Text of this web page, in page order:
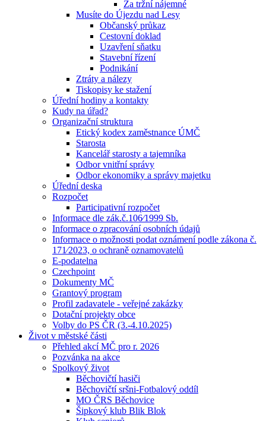
Za tržní nájemné
Musíte do Újezdu nad Lesy
Občanský průkaz
Cestovní doklad
Uzavření sňatku
Stavební řízení
Podnikání
Ztráty a nálezy
Tiskopisy ke stažení
Úřední hodiny a kontakty
Kudy na úřad?
Organizační struktura
Etický kodex zaměstnance ÚMČ
Starosta
Kancelář starosty a tajemníka
Odbor vnitřní správy
Odbor ekonomiky a správy majetku
Úřední deska
Rozpočet
Participativní rozpočet
Informace dle zák.č.106⁄1999 Sb.
Informace o zpracování osobních údajů
Informace o možnosti podat oznámení podle zákona č.
171⁄2023, o ochraně oznamovatelů
E-podatelna
Czechpoint
Dokumenty MČ
Grantový program
Profil zadavatele - veřejné zakázky
Dotační projekty obce
Volby do PS ČR (3.-4.10.2025)
Život v městské části
Přehled akcí MČ pro r. 2026
Pozvánka na akce
Spolkový život
Běchovičtí hasiči
Běchovičtí sršni-Fotbalový oddíl
MO ČRS Běchovice
Šipkový klub Blik Blok